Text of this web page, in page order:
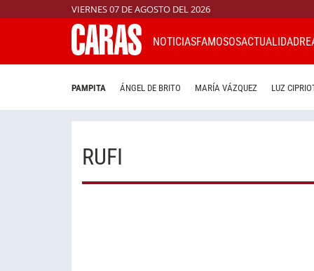
VIERNES 07 DE AGOSTO DEL 2026
NOTICIASFAMOSOSACTUALIDAD
PAMPITA ÁNGEL DE BRITO MARÍA VÁZQUEZ LUZ
RUFI